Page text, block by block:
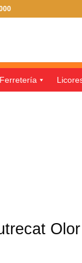
Ferretería